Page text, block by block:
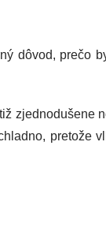
dôvod, prečo
zjednodušene
pretože